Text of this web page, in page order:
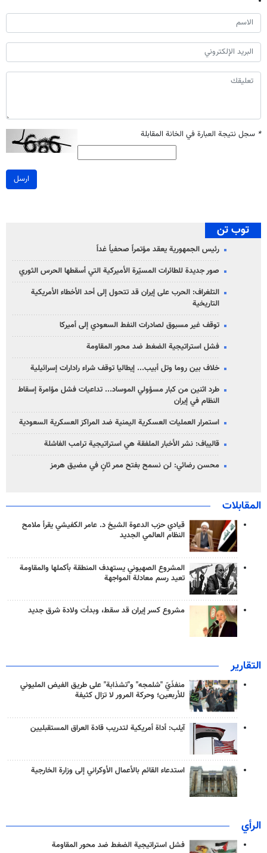
* سجل نتيجة العبارة في الخانة المقابلة
ارسل
توب تن
رئيس الجمهورية يعقد مؤتمراً صحفياً غداً
صور جديدة للطائرات المسيّرة الأميركية التي أسقطها الحرس الثوري
التلغراف: الحرب على إيران قد تتحول إلى أحد الأخطاء الأمريكية
التاريخية
توقف غير مسبوق لصادرات النفط السعودي إلى أميركا
فشل استراتيجية الضغط ضد محور المقاومة
خلاف بين روما وتل أبيب... إيطاليا توقف شراء رادارات إسرائيلية
طرد اثنين من كبار مسؤولي الموساد... تداعيات فشل مؤامرة إسقاط
النظام في إيران
استمرار العمليات العسكرية اليمنية ضد المراكز العسكرية السعودية
قاليباف: نشر الأخبار الملفقة هي استراتيجية ترامب الفاشلة
محسن رضائي: لن نسمح بفتح ممر ثانٍ في مضيق هرمز
المقابلات
قيادي حزب الدعوة الشيخ د. عامر الكفيشي يقرأ ملامح
النظام العالمي الجديد
المشروع الصهيوني يستهدف المنطقة بأكملها والمقاومة
تعيد رسم معادلة المواجهة
مشروع كسر إيران قد سقط، وبدأت ولادة شرق جديد
التقارير
منفذَيّ "شلمجه" و"تشذابة" على طريق الفيض المليوني
للأربعين؛ وحركة المرور لا تزال كثيفة
آيلب: أداة أمريكية لتدريب قادة العراق المستقبليين
استدعاء القائم بالأعمال الأوكراني إلى وزارة الخارجية
الرأي
فشل استراتيجية الضغط ضد محور المقاومة